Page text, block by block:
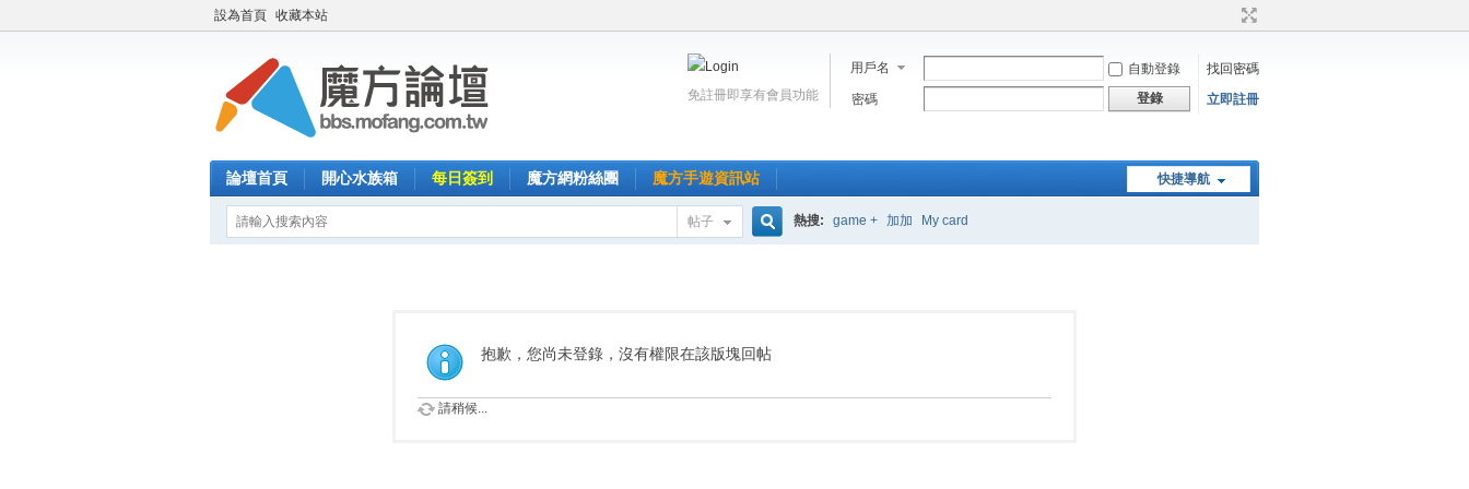
設為首頁 收藏本站
用戶名 自動登錄
找回密碼
密碼
登錄 立即註冊
免註冊即享有會員功能
快捷導航
論壇首頁 開心水族箱 每日簽到 魔方網粉絲團 魔方手遊資訊站
帖子
索
熱搜: game + 加加 My card
抱歉，您尚未登錄，沒有權限在該版塊回帖
請稍候...